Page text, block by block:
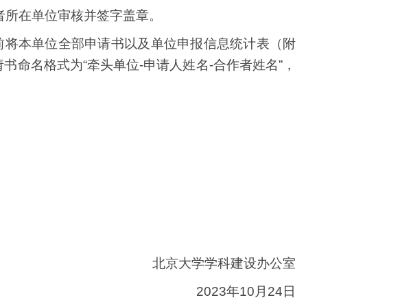
在单位审核并签字盖章。
将本单位全部申请书以及单位申报信息统计表（附
书命名格式为“牵头单位-申请人姓名-合作者姓名”，
北京大学学科建设办公室
2023年10 月 24日